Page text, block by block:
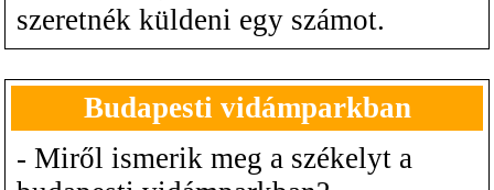
szeretnék küldeni egy számot.
Budapesti vidámparkban
- Miről ismerik meg a székelyt a